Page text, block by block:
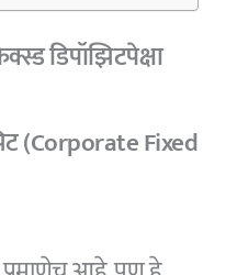
डिपॉझिटपेक्षा
(Corporate Fixed